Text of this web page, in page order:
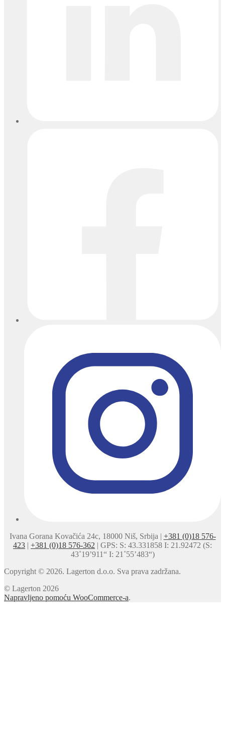
Ivana Gorana Kovačića 24c, 18000 Niš, Srbija | +381 (0)18 576-
423
+381 (0)18 576-362 | GPS: S: 43.331858 I: 21.92472 (S:
43˚19’911“ I: 21˚55’483“)
Copyright © 2026. Lagerton d.o.o. Sva prava zadržana.
© Lagerton 2026
Napravljeno pomoću WooCommerce-a.